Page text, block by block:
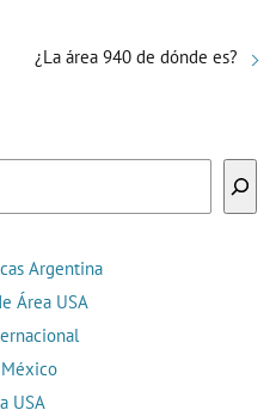
¿La área 940 de dónde es?
Argentina
Área USA
USA